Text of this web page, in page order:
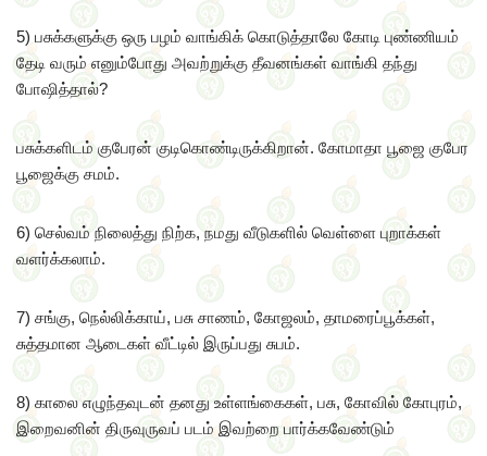
5) பசுக்களுக்கு ஒரு பழம் வாங்கிக் கொடுத்தாலே கோடி புண்ணியம்
தேடி வரும் எனும்போது அவற்றுக்கு தீவனங்கள் வாங்கி தந்து
போஷித்தால்?
பசுக்களிடம் குபேரன் குடிகொண்டிருக்கிறான். கோமாதா பூஜை குபேர
பூஜைக்கு சமம்.
6) செல்வம் நிலைத்து நிற்க, நமது வீடுகளில் வெள்ளை புறாக்கள்
வளர்க்கலாம்.
7) சங்கு, நெல்லிக்காய், பசு சாணம், கோஜலம், தாமரைப்பூக்கள்,
சுத்தமான ஆடைகள் வீட்டில் இருப்பது சுபம்.
8) காலை எழுந்தவுடன் தனது உள்ளங்கைகள், பசு, கோவில் கோபுரம்,
இறைவனின் திருவுருவப் படம் இவற்றை பார்க்கவேண்டும்